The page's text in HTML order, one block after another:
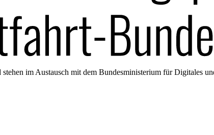
im Austausch mit dem Bundesministerium für Digitales